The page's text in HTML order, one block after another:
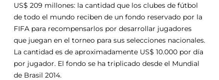
US$ 209 millones: la cantidad que los clubes de fútbol
de todo el mundo reciben de un fondo reservado por la
FIFA para recompensarlos por desarrollar jugadores
que juegan en el torneo para sus selecciones nacionales.
La cantidad es de aproximadamente US$ 10.000 por día
por jugador. El fondo se ha triplicado desde el Mundial
de Brasil 2014.